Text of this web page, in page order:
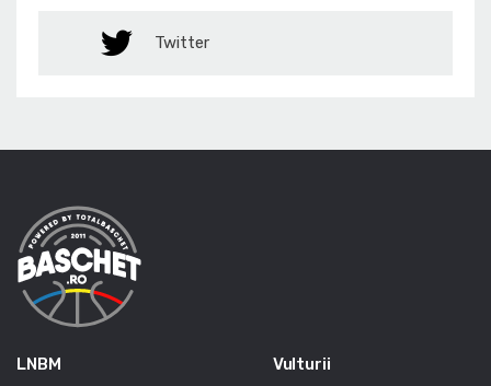
Twitter
LNBM
Vulturii